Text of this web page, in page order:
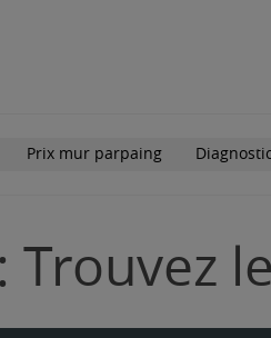
Prix mur parpaing
Trouvez